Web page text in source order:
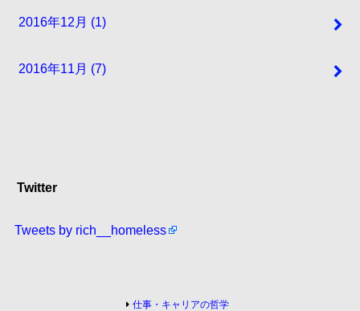
2016年12月 (1)
2016年11月 (7)
Twitter
Tweets by rich__homeless
仕事・キャリアの哲学